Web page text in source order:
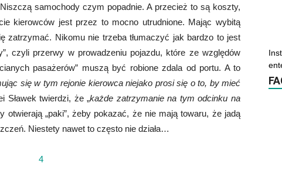
samochody czym popadnie. A przecież to są koszty,
kierowców jest przez to mocno utrudnione. Mając wybitą
zatrzymać. Nikomu nie trzeba tłumaczyć jak bardzo to jest
czyli przerwy w prowadzeniu pojazdu, które ze względów
pasażerów” muszą być robione zdala od portu. A to
się w tym rejonie kierowca niejako prosi się o to, by mieć
Sławek twierdzi, że „każde zatrzymanie na tym odcinku na
otwierają „paki”, żeby pokazać, że nie mają towaru, że jadą
Niestety nawet to często nie działa…